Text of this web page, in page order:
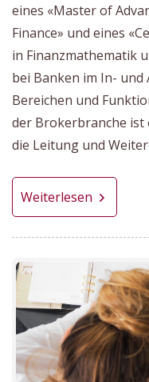
eines «Master of
Finance» und eines
in Finanzmathematik
bei Banken im In- und
Bereichen und
der Brokerbranche
die Leitung und
Weiterlesen